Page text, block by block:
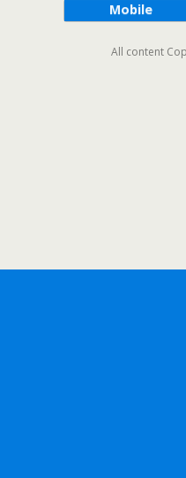
Mobile
All content